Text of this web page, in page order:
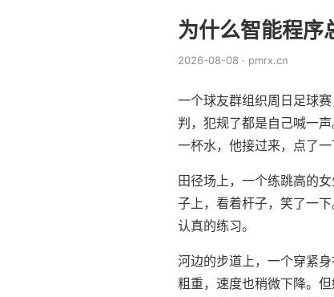
为什么智能程序
2026-08-08 · pmrx.cn
一个球友群组织周日足球
判，犯规了都是自己喊一
一杯水，他接过来，点了一
田径场上，一个练跳高的
子上，看着杆子，笑了一
认真的练习。
河边的步道上，一个穿紧
粗重，速度也稍微下降。